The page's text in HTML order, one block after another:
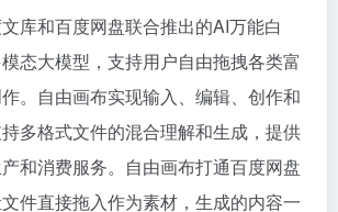
库和百度网盘联合推出的AI万能白
态大模型，支持用户自由拖拽各类富
。自由画布实现输入、编辑、创作和
多格式文件的混合理解和生成，提供
和消费服务。自由画布打通百度网盘
件直接拖入作为素材，生成的内容一